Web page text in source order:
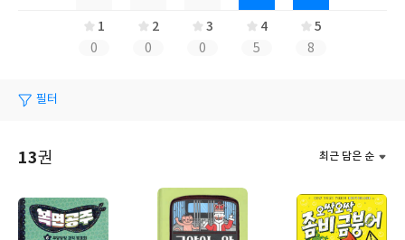
1
0
2
0
3
0
4
5
5
8
필터
최근 담은 순
13권